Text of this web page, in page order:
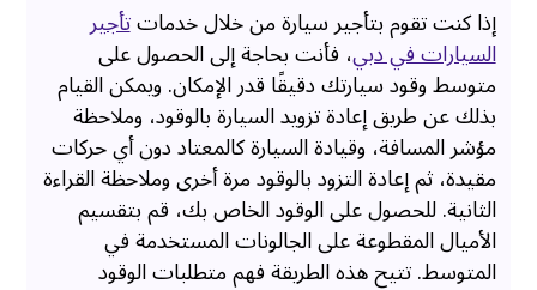
إذا كنت تقوم بتأجير سيارة من خلال خدماتتأجير
السيارات في دبي، فأنت بحاجة إلى الحصول على
متوسط ​​وقود سيارتك دقيقًا قدر الإمكان. ويمكن القيام
بذلك عن طريق إعادة تزويد السيارة بالوقود، وملاحظة
مؤشر المسافة، وقيادة السيارة كالمعتاد دون أي حركات
مقيدة، ثم إعادة التزود بالوقود مرة أخرى وملاحظة القراءة
الثانية. للحصول على الوقود الخاص بك، قم بتقسيم
الأميال المقطوعة على الجالونات المستخدمة في
المتوسط. تتيح هذه الطريقة فهم متطلبات الوقود